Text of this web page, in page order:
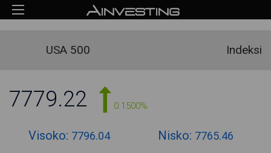
USA 500 Indeksi
7779.22 0.1500%
Visoko: 7796.04 Nisko: 7765.46